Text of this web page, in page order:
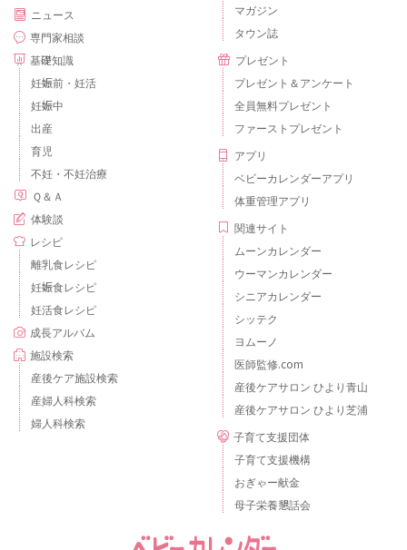
ニュース
専門家相談
基礎知識
妊娠前・妊活
妊娠中
出産
育児
不妊・不妊治療
Ｑ＆Ａ
体験談
レシピ
離乳食レシピ
妊娠食レシピ
妊活食レシピ
成長アルバム
施設検索
産後ケア施設検索
産婦人科検索
婦人科検索
マガジン
タウン誌
プレゼント
プレゼント＆アンケート
全員無料プレゼント
ファーストプレゼント
アプリ
ベビーカレンダーアプリ
体重管理アプリ
関連サイト
ムーンカレンダー
ウーマンカレンダー
シニアカレンダー
シッテク
ヨムーノ
医師監修.com
産後ケアサロン ひより青山
産後ケアサロン ひより芝浦
子育て支援団体
子育て支援機構
おぎゃー献金
母子栄養懇話会